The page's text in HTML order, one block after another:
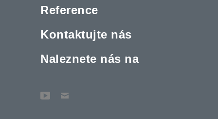
Reference
Kontaktujte nás
Naleznete nás na